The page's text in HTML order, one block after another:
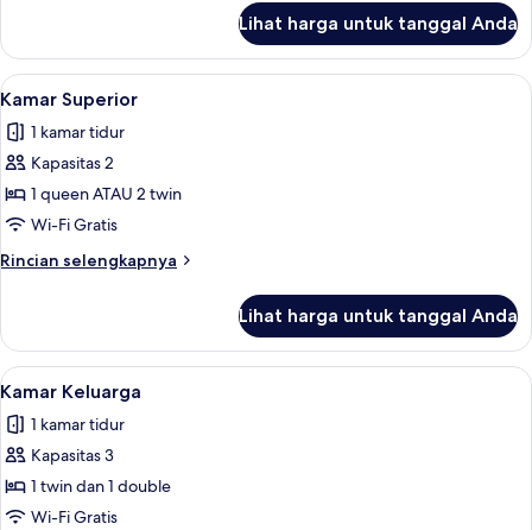
Kamar
Standar
Lihat harga untuk tanggal Anda
Lihat
semua
foto
untuk
Kamar
Superior
Brankas, meja kerja, kedap suara,
9
Kamar Superior
1 kamar tidur
Kapasitas 2
1 queen ATAU 2 twin
Wi-Fi Gratis
Rincian selengkapnya
Rincian
Kamar
Superior
Lihat harga untuk tanggal Anda
Lihat
semua
foto
untuk
Kamar
Keluarga
Brankas, meja kerja, kedap suara,
10
Kamar Keluarga
1 kamar tidur
Kapasitas 3
1 twin dan 1 double
Wi-Fi Gratis